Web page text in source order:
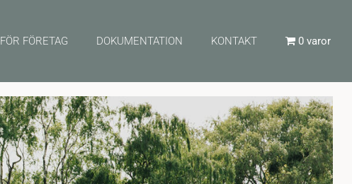
FÖR FÖRETAG DOKUMENTATION KONTAKT 0 varor